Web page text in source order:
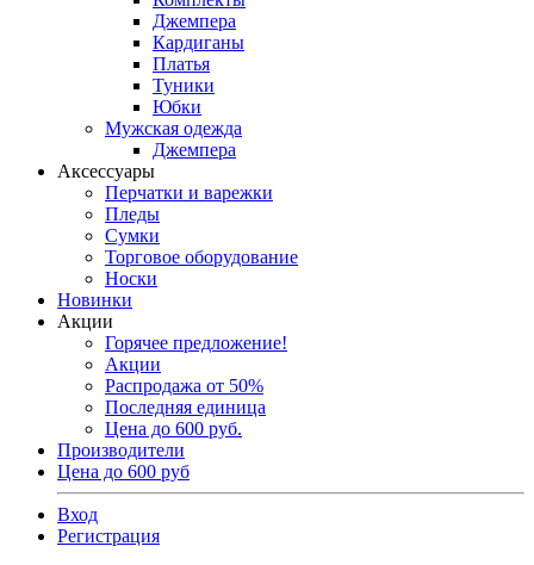
Джемпера
Кардиганы
Платья
Туники
Юбки
Мужская одежда
Джемпера
Аксессуары
Перчатки и варежки
Пледы
Сумки
Торговое оборудование
Носки
Новинки
Акции
Горячее предложение!
Акции
Распродажа от 50%
Последняя единица
Цена до 600 руб.
Производители
Цена до 600 руб
Вход
Регистрация